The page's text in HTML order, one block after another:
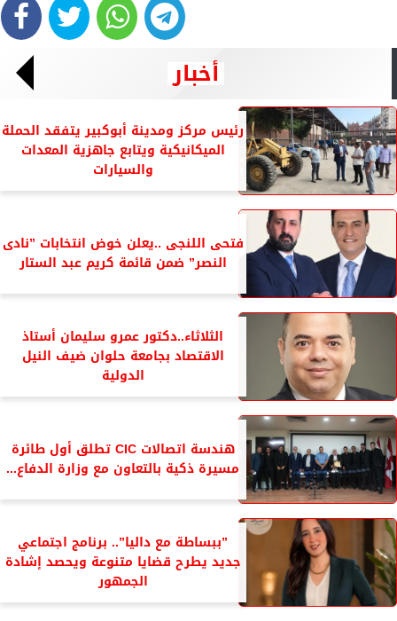
أخبار
رئيس مركز ومدينة أبوكبير يتفقد الحملة
الميكانيكية ويتابع جاهزية المعدات
والسيارات
فتحى اللنجى ..يعلن خوض انتخابات ”نادى
النصر” ضمن قائمة كريم عبد الستار
الثلاثاء..دكتور عمرو سليمان أستاذ
الاقتصاد بجامعة حلوان ضيف النيل
الدولية
هندسة اتصالات CIC تطلق أول طائرة
مسيرة ذكية بالتعاون مع وزارة الدفاع...
”ببساطة مع داليا”.. برنامج اجتماعي
جديد يطرح قضايا متنوعة ويحصد إشادة
الجمهور